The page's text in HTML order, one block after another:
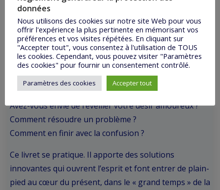
Test de personnalité : qui êtes vous vraiment ?
Comment se faire de nouveaux amis.
Comment faire évolution une relation.
Quelle porte laisser se fermer pour qu’une autre
s’ouvre.
L’hameçon, au quel mordez-vous le plus souvent ?
La légende personnelle, comment s’y rendre ?
Avez-vous envie de réveiller votre désir amoureux ?
Comment résoudre un problème ?
Comment en finir avec la confusion ?
Ce livret se pratique. Il apporte des solutions
innovantes qui ouvrent l’esprit et font entrer de plain-
pied au cœur du présent, dans le « grand temps » de la
données
Nous utilisons des cookies sur notre site Web pour vous
offrir l'expérience la plus pertinente en mémorisant vos
préférences et vos visites répétées. En cliquant sur
"Accepter tout", vous consentez à l'utilisation de TOUS
les cookies. Cependant, vous pouvez visiter "Paramètres
des cookies" pour fournir un consentement contrôlé.
Paramètres des cookies Accepter tout